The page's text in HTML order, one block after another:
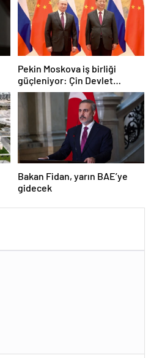
Pekin Moskova iş birliği
güçleniyor: Çin Devlet
Başkanı Zafer Günü için
Rusya’da olacak
Bakan Fidan, yarın BAE’ye
gidecek